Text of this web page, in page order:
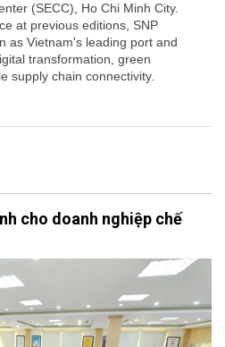
(SECC), Ho Chi Minh City.
at previous editions, SNP
as Vietnam's leading port and
transformation, green
supply chain connectivity.
cho doanh nghiệp chế